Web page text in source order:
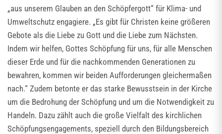
„aus unserem Glauben an den Schöpfergott“ für Klima- und
Umweltschutz engagiere. „Es gibt für Christen keine größeren
Gebote als die Liebe zu Gott und die Liebe zum Nächsten.
Indem wir helfen, Gottes Schöpfung für uns, für alle Menschen
dieser Erde und für die nachkommenden Generationen zu
bewahren, kommen wir beiden Aufforderungen gleichermaßen
nach.“ Zudem betonte er das starke Bewusstsein in der Kirche
um die Bedrohung der Schöpfung und um die Notwendigkeit zu
Handeln. Dazu zählt auch die große Vielfalt des kirchlichen
Schöpfungsengagements, speziell durch den Bildungsbereich